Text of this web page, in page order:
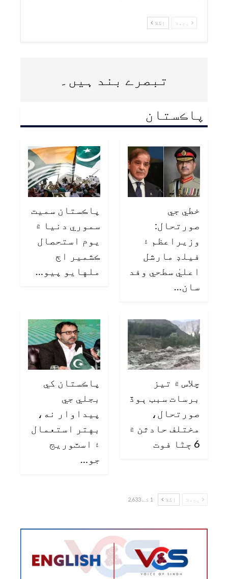
پچھلا اگلا
تبصرے بند ہیں۔
پاڪستان
خطي جي
صورتحال:
وزيراعظم ۽
فيلڊ مارشل
اعليٰ سطحي وفد
سان…
پاڪستان سميت
سموري دنيا ۾
يوم استحصال
ڪشمير اڄ
ملهايو پيو…
چلاس ۾ تيز
برسات سبب ٻوڏ
صورتحال،
مختلف حادثن ۾
6 ڄڻا فوت
پاڪستان کي
بجلي جي
پيداوار نه،
بهتر استعمال
۽ اسٽوريج
جو…
پچھلا اگلا 1 کے 2,633